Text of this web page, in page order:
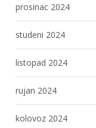
prosinac 2024
studeni 2024
listopad 2024
rujan 2024
kolovoz 2024